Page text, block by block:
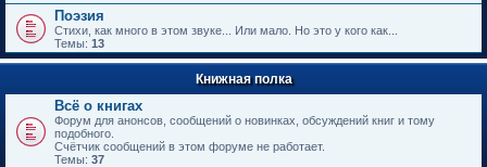
е
н
и
ю
Поэзия
Стихи, как много в этом звуке... Или мало. Но это у кого как...
Темы: 13
Книжная полка
Всё о книгах
Форум для анонсов, сообщений о новинках, обсуждений книг и тому
подобного.
Счётчик сообщений в этом форуме не работает.
Темы: 37